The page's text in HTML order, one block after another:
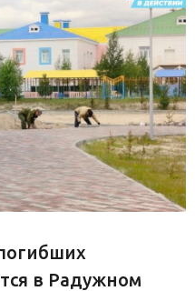
в Радужном